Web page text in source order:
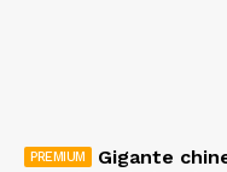
Gigante